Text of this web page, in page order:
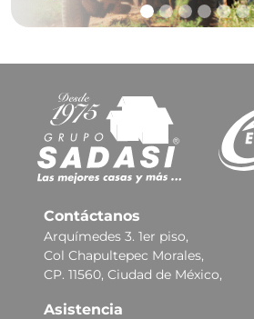
Contáctanos
Arquímedes 3. 1er piso,
Col Chapultepec Morales,
CP. 11560, Ciudad de México,
Asistencia